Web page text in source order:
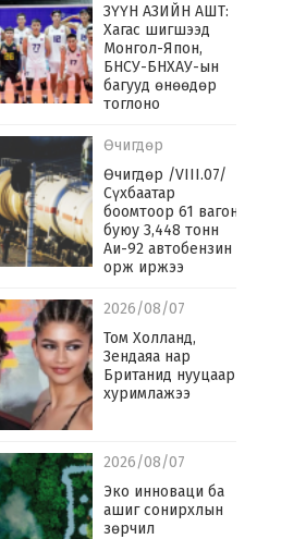
ЗҮҮН АЗИЙН АШТ:
Хагас шигшээд
Монгол-Япон,
БНСУ-БНХАУ-ын
багууд өнөөдөр
тоглоно
Өчигдөр
Өчигдөр /VIII.07/
Сүхбаатар
боомтоор 61 вагон
буюу 3,448 тонн
Аи-92 автобензин
орж иржээ
2026/08/07
Том Холланд,
Зендаяа нар
Британид нууцаар
хуримлажээ
2026/08/07
Эко инноваци ба
ашиг сонирхлын
зөрчил